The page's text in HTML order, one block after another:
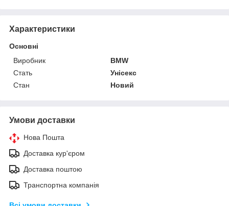
Характеристики
Основні
Виробник
BMW
Стать
Унісекс
Стан
Новий
Умови доставки
Нова Пошта
Доставка кур'єром
Доставка поштою
Транспортна компанія